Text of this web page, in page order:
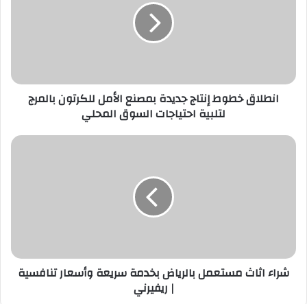
ر
انطلاق خطوط إنتاج جديدة بمصنع الأمل للكرتون بالمرج
لتلبية احتياجات السوق المحلي
شراء اثاث مستعمل بالرياض بخدمة سريعة وأسعار تنافسية
| ريفيرني